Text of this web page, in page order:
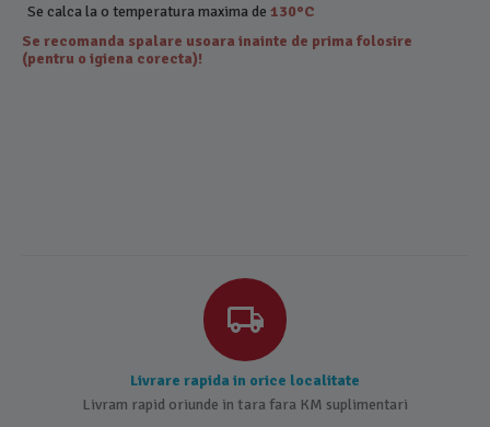
Se calca la o temperatura maxima de130°C
Se recomanda spalare usoara inainte de prima folosire
(pentru o igiena corecta)!
Livrare rapida in orice localitate
Livram rapid oriunde in tara fara KM suplimentari